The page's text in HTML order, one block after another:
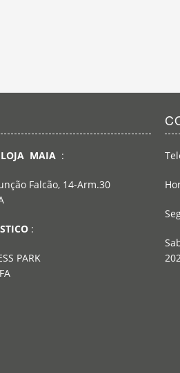
MAIA :
Falcão, 14-Arm.30
:
PARK